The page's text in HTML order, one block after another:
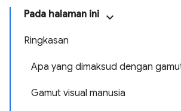
Pada halaman ini
Ringkasan
Apa yang dimaksud dengan
Gamut visual manusia